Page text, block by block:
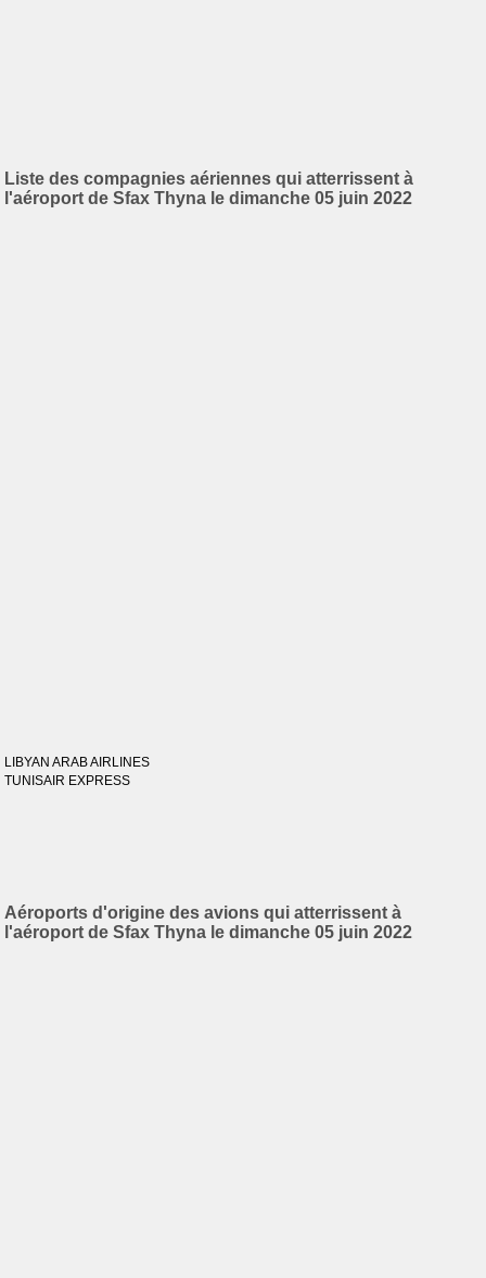
Liste des compagnies aériennes qui atterrissent à
l'aéroport de Sfax Thyna le dimanche 05 juin 2022
LIBYAN ARAB AIRLINES
TUNISAIR EXPRESS
Aéroports d'origine des avions qui atterrissent à
l'aéroport de Sfax Thyna le dimanche 05 juin 2022